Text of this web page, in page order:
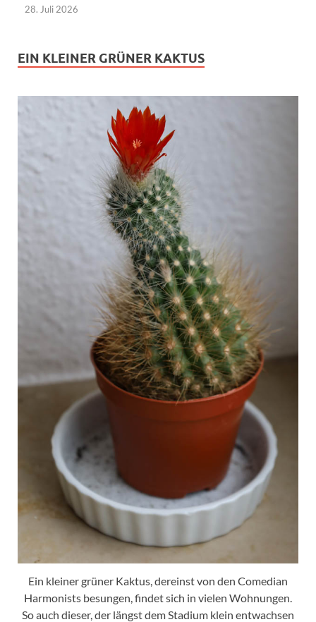
28. Juli 2026
EIN KLEINER GRÜNER KAKTUS
Ein kleiner grüner Kaktus, dereinst von den Comedian
Harmonists besungen, findet sich in vielen Wohnungen.
So auch dieser, der längst dem Stadium klein entwachsen